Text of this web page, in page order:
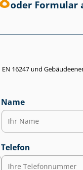
oder Formular
16247 und
Name
Telefon